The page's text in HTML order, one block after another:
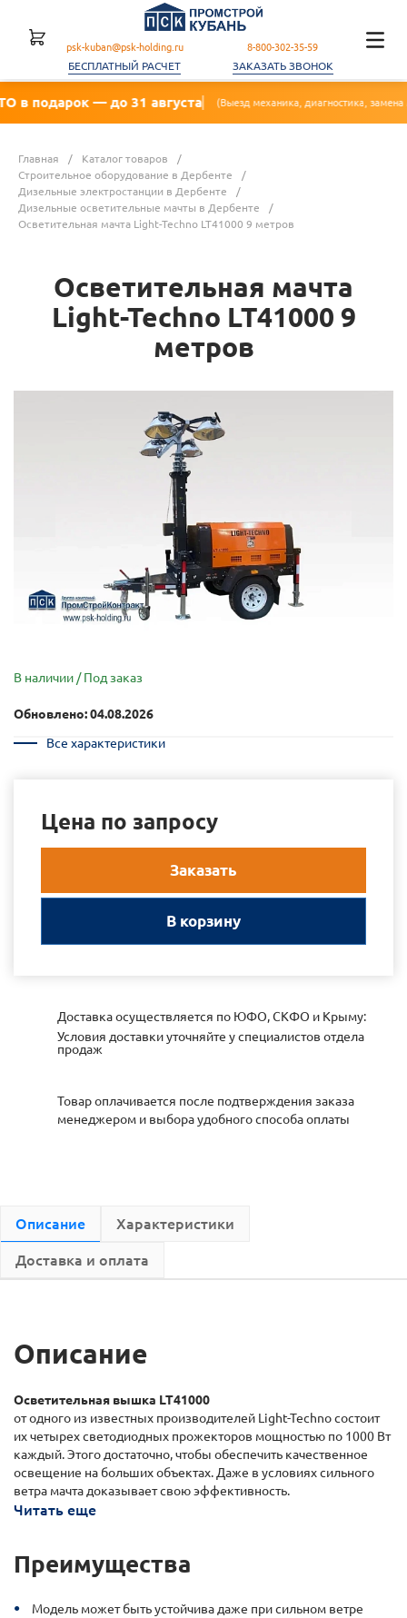
— до 31 августа (Выезд механика, диагностика, замена масла,
psk-kuban@psk-holding.ru
БЕСПЛАТНЫЙ РАСЧЕТ
8-800-302-35-59
ЗАКАЗАТЬ ЗВОНОК
Главная / Каталог товаров
/
Строительное оборудование в Дербенте
/
Дизельные электростанции в Дербенте
/
Дизельные осветительные мачты в Дербенте
/
Осветительная мачта Light-Techno LT41000 9 метров
Осветительная мачта
Light-Techno LT41000 9
метров
В наличии / Под заказ
Обновлено: 04.08.2026
Все характеристики
Цена по запросу
Заказать
В корзину
Доставка осуществляется по ЮФО, СКФО и Крыму:
Условия доставки уточняйте у специалистов отдела
продаж
Товар оплачивается после подтверждения заказа
менеджером и выбора удобного способа оплаты
Описание Характеристики
Доставка и оплата
Описание
Осветительная вышка LT41000
от одного из известных производителей Light-Techno состоит
их четырех светодиодных прожекторов мощностью по 1000 Вт
каждый. Этого достаточно, чтобы обеспечить качественное
освещение на больших объектах. Даже в условиях сильного
ветра мачта доказывает свою эффективность.
Читать еще
Преимущества
Модель может быть устойчива даже при сильном ветре